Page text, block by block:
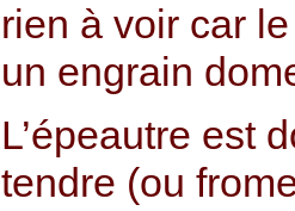
rien à voir car
un engrain
L’épeautre est
tendre (ou